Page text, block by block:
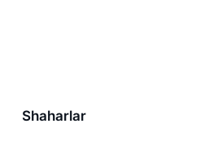
Shaharlar